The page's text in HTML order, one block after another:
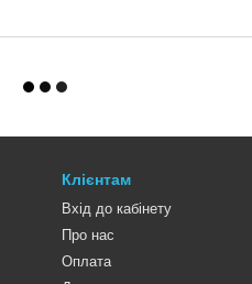
Клієнтам
Вхід до кабінету
Про нас
Оплата